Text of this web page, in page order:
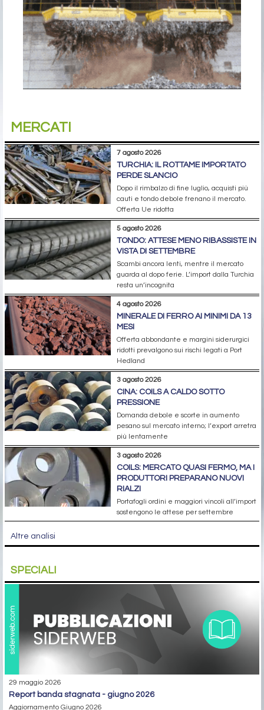
MERCATI
7 agosto 2026
TURCHIA: IL ROTTAME IMPORTATO
PERDE SLANCIO
Dopo il rimbalzo di fine luglio, acquisti più
cauti e tondo debole frenano il mercato.
Offerta Ue ridotta
5 agosto 2026
TONDO: ATTESE MENO RIBASSISTE IN
VISTA DI SETTEMBRE
Scambi ancora lenti, mentre il mercato
guarda al dopo ferie. L’import dalla Turchia
resta un’incognita
4 agosto 2026
MINERALE DI FERRO AI MINIMI DA 13
MESI
Offerta abbondante e margini siderurgici
ridotti prevalgono sui rischi legati a Port
Hedland
3 agosto 2026
CINA: COILS A CALDO SOTTO
PRESSIONE
Domanda debole e scorte in aumento
pesano sul mercato interno; l’export arretra
più lentamente
3 agosto 2026
COILS: MERCATO QUASI FERMO, MA I
PRODUTTORI PREPARANO NUOVI
RIALZI
Portafogli ordini e maggiori vincoli all’import
sostengono le attese per settembre
Altre analisi
SPECIALI
29 maggio 2026
report banda stagnata - giugno 2026
Aggiornamento Giugno 2026